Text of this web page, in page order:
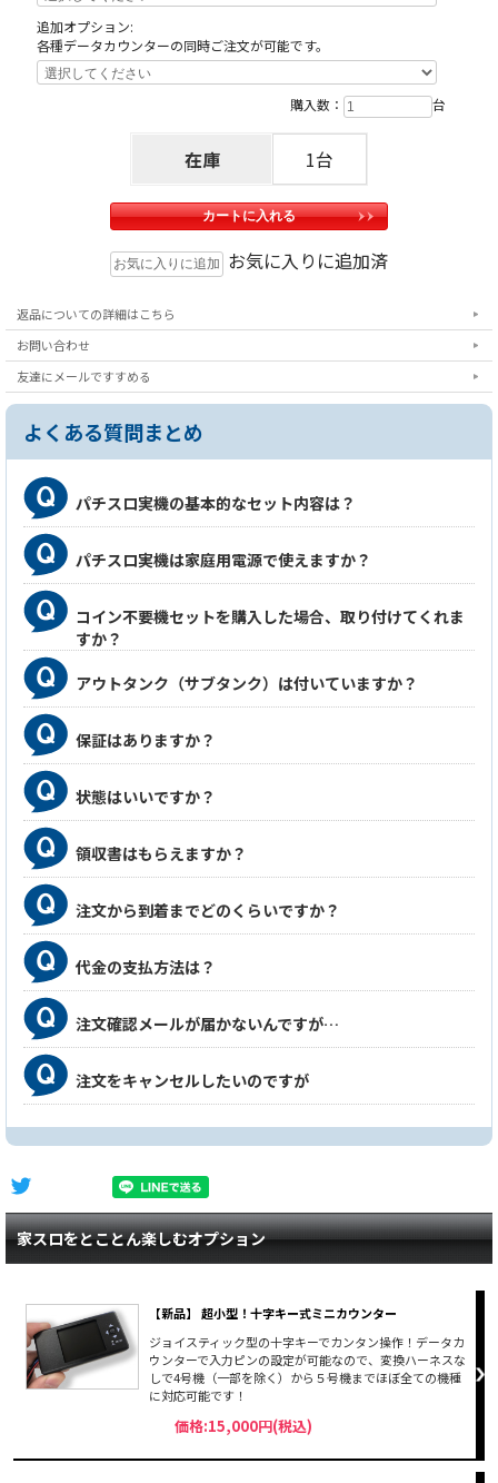
天井の木枠部分に島へ固定する為にホールが空けたネジ穴がありますが、これ
は修復できない部分ですので予めご了承下さい。
※こちらの台は製品の特性上、ドア監視エラーが発
ただくことで遊戯には問題なく動作いたしますた
め、これらは保証対象外とさせていただいておりま
すのでご了承ください。
訳あり詳細
こちらの商品はウーファー基盤不良のため、ウーフ
ァーからの音声出力が行えません。メインスピーカ
ーからの出力は問題なく遊技に支障はございません
が、保証対象外となりますのでご了承の上ご購入を
お願い致します。ウーファー本体は取り外した状態
での出荷となります。
注 意事項
※こちらの台は、経年劣化により、リールの塗装が
剥げやすくなっております。補修などができないた
め、ご納得いただける方のみご注文を承ります。
※経年劣化により短時間の電源オフでバックアップ
エラー(rr)が発生する可能性がございますが、こちら
は保証対象外となりますので予めご了承ください。
※本機はメンテナンスに長めの日数をいただく場合
がございます。7営業日以内の発送やお届け希望日に
沿えない場合がございますのでお急ぎの方はご注意
ください。
追加オプション:
各種データカウンターの同時ご注文が可能です。
購入数： 台
在庫 1台
お気に入りに追加済
返品についての詳細はこちら
お問い合わせ
友達にメールですすめる
よくある質問まとめ
パチスロ実機の基本的なセット内容は？
パチスロ実機は家庭用電源で使えますか？
コイン不要機セットを購入した場合、取り付けてくれま
すか？
アウトタンク（サブタンク）は付いていますか？
保証はありますか？
状態はいいですか？
領収書はもらえますか？
注文から到着までどのくらいですか？
代金の支払方法は？
注文確認メールが届かないんですが…
注文をキャンセルしたいのですが
家スロをとことん楽しむオプション
【新品】 超小型！十字キー式ミニカウンター
ジョイスティック型の十字キーでカンタン操作！データカ
ウンターで入力ピンの設定が可能なので、変換ハーネスな
しで4号機（一部を除く）から５号機までほぼ全ての機種
に対応可能です！
価格:15,000円(税込)